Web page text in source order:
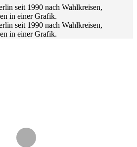
seit 1990 nach Wahlkreisen,
in einer Grafik.
seit 1990 nach Wahlkreisen,
in einer Grafik.